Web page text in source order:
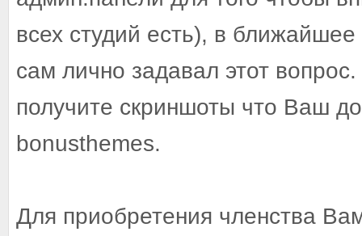
всех студий есть), в
сам лично задавал этот
получите скриншоты что Ваш
bonusthemes.
Для приобретения членства